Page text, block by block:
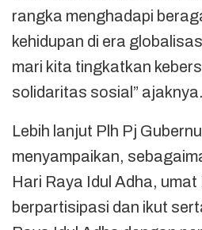
rangka menghadapi
kehidupan di era
mari kita tingkatkan
solidaritas sosial” ajaknya.
Lebih lanjut Plh Pj
menyampaikan,
Hari Raya Idul Adha,
berpartisipasi dan ikut